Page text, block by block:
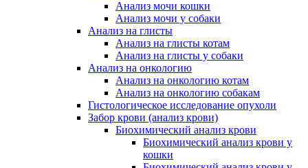
Анализ мочи кошки
Анализ мочи у собаки
Анализ на глисты
Анализ на глисты котам
Анализ на глисты у собаки
Анализ на онкологию
Анализ на онкологию котам
Анализ на онкологию собакам
Гистологическое исследование опухоли
Забор крови (анализ крови)
Биохимический анализ крови
Биохимический анализ крови у
кошки